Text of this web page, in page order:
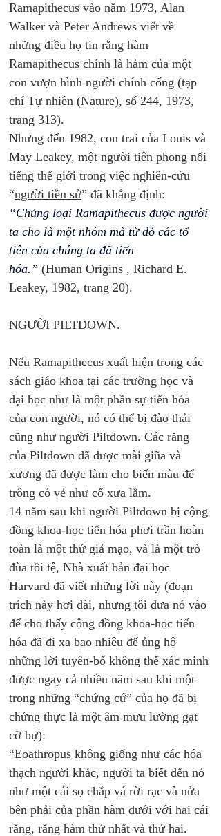
Ramapithecus vào năm 1973, Alan
Walker và Peter Andrews viết về
những điều họ tin rằng hàm
Ramapithecus chính là hàm của một
con vượn hình người chính cống (tạp
chí Tự nhiên (Nature), số 244, 1973,
trang 313).
Nhưng đến 1982, con trai của Louis và
May Leakey, một người tiên phong nổi
tiếng thế giới trong việc nghiên-cứu
“người tiền sử” đã khẳng định:
“Chủng loại Ramapithecus được người
ta cho là một nhóm mà từ đó các tổ
tiên của chúng ta đã tiến
hóa.” (Human Origins , Richard E.
Leakey, 1982, trang 20).
NGƯỜI PILTDOWN.
Nếu Ramapithecus xuất hiện trong các
sách giáo khoa tại các trường học và
đại học như là một phần sự tiến hóa
của con người, nó có thể bị đào thải
cũng như người Piltdown. Các răng
của Piltdown đã được mài giũa và
xương đã được làm cho biến màu để
trông có vẻ như cổ xưa lắm.
14 năm sau khi người Piltdown bị cộng
đồng khoa-học tiến hóa phơi trần hoàn
toàn là một thứ giả mạo, và là một trò
đùa tồi tệ, Nhà xuất bản đại học
Harvard đã viết những lời này (đoạn
trích này hơi dài, nhưng tôi đưa nó vào
để cho thấy cộng đồng khoa-học tiến
hóa đã đi xa bao nhiêu để ủng hộ
những lời tuyên-bố không thể xác minh
được ngay cả nhiều năm sau khi một
trong những “chứng cứ” của họ đã bị
chứng thực là một âm mưu lường gạt
cỡ bự):
“Eoathropus không giống như các hóa
thạch người khác, người ta biết đến nó
như một cái sọ chắp vá rời rạc và nửa
bên phải của phần hàm dưới với hai cái
răng, răng hàm thứ nhất và thứ hai.